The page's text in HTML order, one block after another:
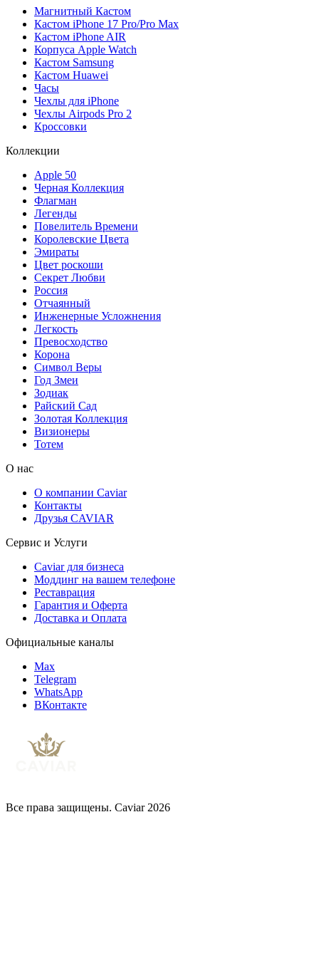
Магнитный Кастом
Кастом iPhone 17 Pro/Pro Max
Кастом iPhone AIR
Корпуса Apple Watch
Кастом Samsung
Кастом Huawei
Часы
Чехлы для iPhone
Чехлы Airpods Pro 2
Кроссовки
Коллекции
Apple 50
Черная Коллекция
Флагман
Легенды
Повелитель Времени
Королевские Цвета
Эмираты
Цвет роскоши
Секрет Любви
Россия
Отчаянный
Инженерные Усложнения
Легкость
Превосходство
Корона
Символ Веры
Год Змеи
Зодиак
Райский Сад
Золотая Коллекция
Визионеры
Тотем
О нас
О компании Caviar
Контакты
Друзья CAVIAR
Сервис и Услуги
Caviar для бизнеса
Моддинг на вашем телефоне
Реставрация
Гарантия и Оферта
Доставка и Оплата
Официальные каналы
Max
Telegram
WhatsApp
ВКонтакте
Все права защищены. Caviar 2026